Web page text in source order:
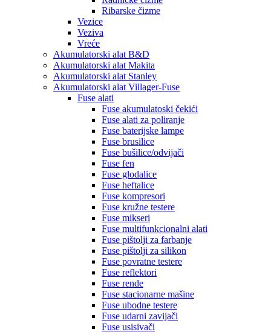
Ribarske čizme
Vezice
Veziva
Vreće
Akumulatorski alat B&D
Akumulatorski alat Makita
Akumulatorski alat Stanley
Akumulatorski alat Villager-Fuse
Fuse alati
Fuse akumulatoski čekići
Fuse alati za poliranje
Fuse baterijske lampe
Fuse brusilice
Fuse bušilice/odvijači
Fuse fen
Fuse glodalice
Fuse heftalice
Fuse kompresori
Fuse kružne testere
Fuse mikseri
Fuse multifunkcionalni alati
Fuse pištolji za farbanje
Fuse pištolji za silikon
Fuse povratne testere
Fuse reflektori
Fuse rende
Fuse stacionarne mašine
Fuse ubodne testere
Fuse udarni zavijači
Fuse usisivači